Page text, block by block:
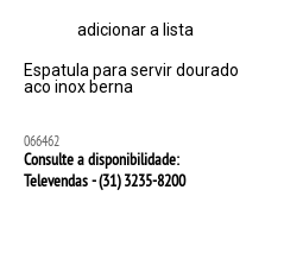
adicionar a lista
Espatula para servir dourado
aco inox berna
066462
Consulte a disponibilidade:
Televendas - (31)3235-8200